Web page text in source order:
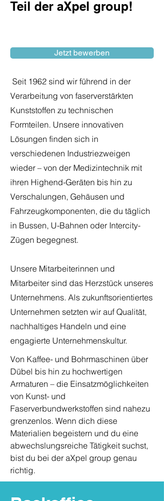
Teil der aXpel group!
Jetzt bewerben
Seit 1962 sind wir führend in der
Verarbeitung von faserverstärkten
Kunststoffen zu technischen
Formteilen. Unsere innovativen
Lösungen finden sich in
verschiedenen Industriezweigen
wieder – von der Medizintechnik mit
ihren Highend-Geräten bis hin zu
Verschalungen, Gehäusen und
Fahrzeugkomponenten, die du täglich
in Bussen, U-Bahnen oder Intercity-
Zügen begegnest.
Unsere Mitarbeiterinnen und
Mitarbeiter sind das Herzstück unseres
Unternehmens. Als zukunftsorientiertes
Unternehmen setzten wir auf Qualität,
nachhaltiges Handeln und eine
engagierte Unternehmenskultur.
Von Kaffee- und Bohrmaschinen über
Dübel bis hin zu hochwertigen
Armaturen – die Einsatzmöglichkeiten
von Kunst- und
Faserverbundwerkstoffen sind nahezu
grenzenlos. Wenn dich diese
Materialien begeistern und du eine
abwechslungsreiche Tätigkeit suchst,
bist du bei der aXpel group genau
richtig.